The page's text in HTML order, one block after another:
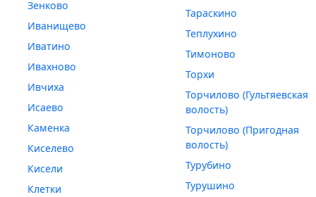
Зенково
Иванищево
Иватино
Ивахново
Ивчиха
Исаево
Каменка
Киселево
Кисели
Клетки
Тараскино
Теплухино
Тимоново
Торхи
Торчилово (Гультяевская
волость)
Торчилово (Пригодная
волость)
Турубино
Турушино